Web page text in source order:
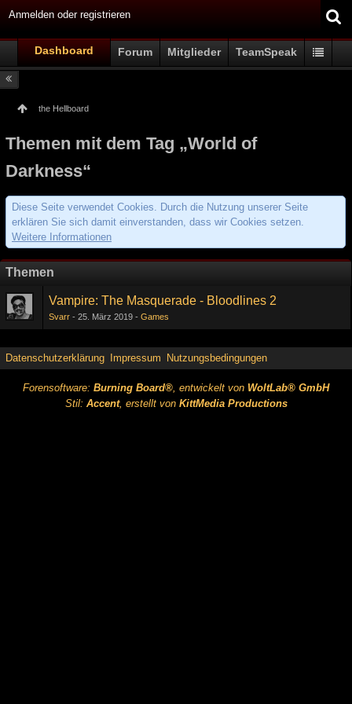
Anmelden oder registrieren
Dashboard Forum Mitglieder TeamSpeak
the Hellboard
Themen mit dem Tag „World of
Darkness“
Diese Seite verwendet Cookies. Durch die Nutzung unserer Seite
erklären Sie sich damit einverstanden, dass wir Cookies setzen.
Weitere Informationen
Themen
Vampire: The Masquerade - Bloodlines 2
Svarr 25. März 2019 Games
Datenschutzerklärung Impressum Nutzungsbedingungen
Forensoftware: Burning Board®, entwickelt von WoltLab® GmbH
Stil: Accent, erstellt von KittMedia Productions